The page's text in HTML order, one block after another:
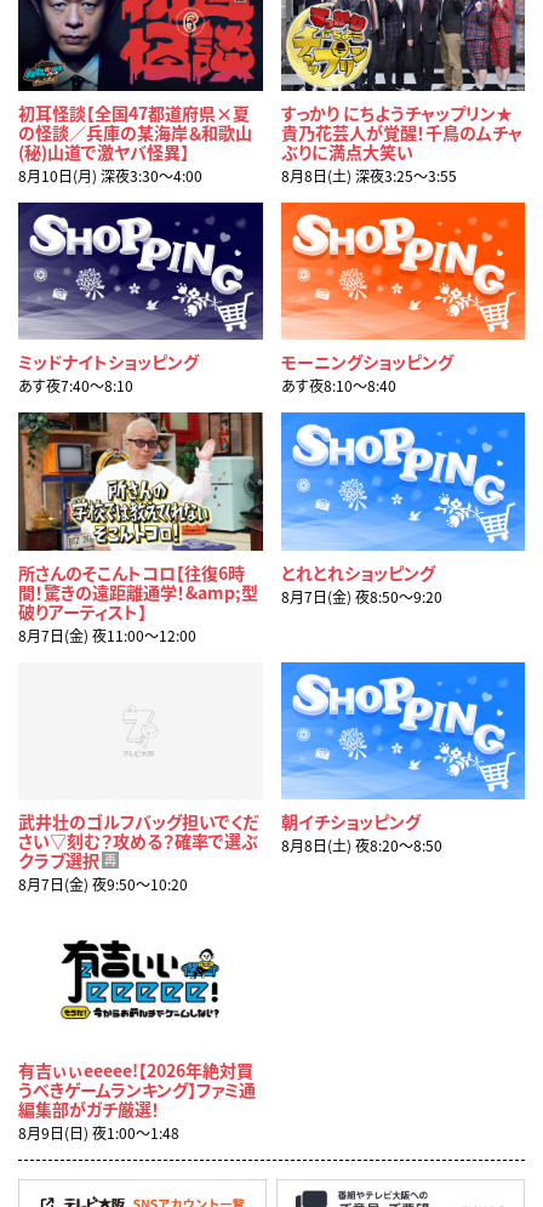
初耳怪談【全国47都道府県×夏
の怪談／兵庫の某海岸＆和歌山
(秘)山道で激ヤバ怪異】
8月10日(月) 深夜3:30〜4:00
すっかり にちようチャップリン★
貴乃花芸人が覚醒！千鳥のムチャ
ぶりに満点大笑い
8月8日(土) 深夜3:25〜3:55
ミッドナイトショッピング
あす夜7:40〜8:10
モーニングショッピング
あす夜8:10〜8:40
所さんのそこんトコロ【往復6時
間！驚きの遠距離通学！&amp;型
破りアーティスト】
8月7日(金) 夜11:00〜12:00
とれとれショッピング
8月7日(金) 夜8:50〜9:20
武井壮のゴルフバッグ担いでくだ
さい▽刻む？攻める？確率で選ぶ
クラブ選択 再
8月7日(金) 夜9:50〜10:20
朝イチショッピング
8月8日(土) 夜8:20〜8:50
有吉ぃぃeeeee!【2026年絶対買
うべきゲームランキング】ファミ通
編集部がガチ厳選！
8月9日(日) 夜1:00〜1:48